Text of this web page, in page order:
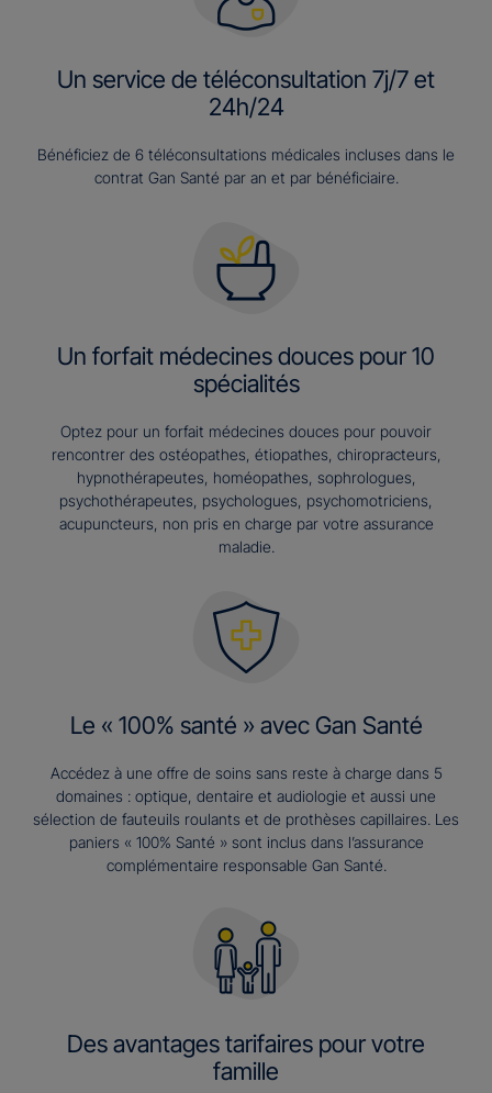
Un service de téléconsultation 7j/7 et
24h/24
Bénéficiez de 6 téléconsultations médicales incluses dans le
contrat Gan Santé par an et par bénéficiaire.
Un forfait médecines douces pour 10
spécialités
Optez pour un forfait médecines douces pour pouvoir
rencontrer des ostéopathes, étiopathes, chiropracteurs,
hypnothérapeutes, homéopathes, sophrologues,
psychothérapeutes, psychologues, psychomotriciens,
acupuncteurs, non pris en charge par votre assurance
maladie.
Le « 100% santé » avec Gan Santé
Accédez à une offre de soins sans reste à charge dans 5
domaines : optique, dentaire et audiologie et aussi une
sélection de fauteuils roulants et de prothèses capillaires. Les
paniers « 100% Santé » sont inclus dans l’assurance
complémentaire responsable Gan Santé.
Des avantages tarifaires pour votre
famille